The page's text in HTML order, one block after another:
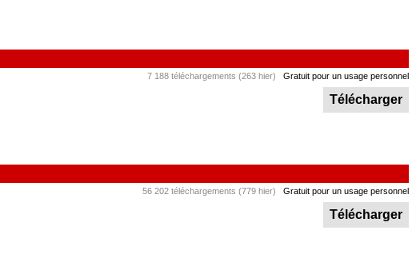
7 188 téléchargements (263 hier) Gratuit pour un usage personnel
Télécharger
56 202 téléchargements (779 hier) Gratuit pour un usage personnel
Télécharger